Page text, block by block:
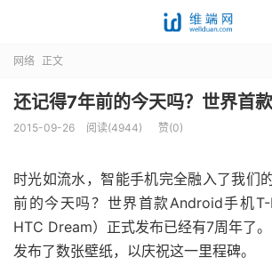
网络 正文
还记得7年前的今天吗？世界首
2015-09-26 阅读(4944) 赞(0)
时光如流水，智能手机完全融入了我们
前的今天吗？世界首款Android手机
HTC Dream）正式发布已经有7周年了
发布了数张壁纸，以庆祝这一里程碑。